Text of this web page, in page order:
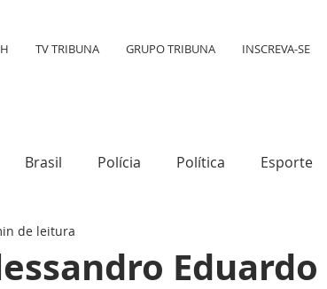
TV TRIBUNA GRUPO TRIBUNA INSCREVA-SE
Brasil Polícia Política Esporte
Eduardo
de leitura